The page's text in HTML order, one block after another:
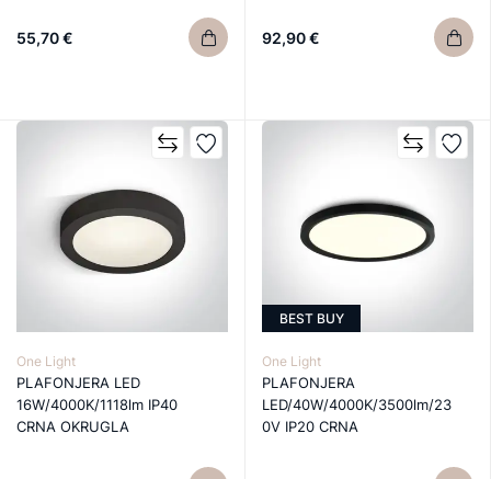
55,70 € 92,90 €
One Light
PLAFONJERA LED
16W/4000K/1118lm IP40
CRNA OKRUGLA
BEST BUY
One Light
PLAFONJERA
LED/40W/4000K/3500lm/23
0V IP20 CRNA